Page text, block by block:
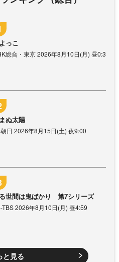
っこ
総合・東京 2026年8月10日(月) 昼0:3
ぬ太陽
日 2026年8月15日(土) 夜9:00
世間は鬼ばかり 第7シリーズ
TBS 2026年8月10日(月) 昼4:59
と見る